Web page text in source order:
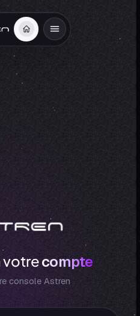
votrecompte
console Astren